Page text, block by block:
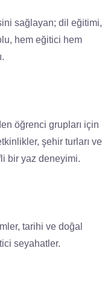
sağlayan; dil eğitimi,
hem eğitici hem
öğrenci grupları için
şehir turları ve
bir yaz deneyimi.
tarihi ve doğal
seyahatler.